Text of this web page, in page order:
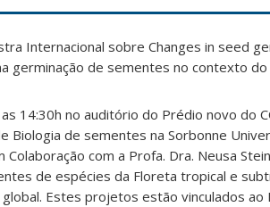
Internacional sobre Changes in seed
germinação de sementes no contexto do
14:30h no auditório do Prédio novo do
de sementes na Sorbonne
com a Profa. Dra. Neusa
de espécies da Floreta tropical e
Estes projetos estão vinculados ao